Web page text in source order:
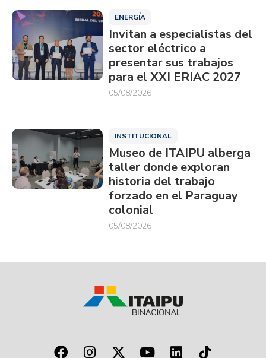
ENERGÍA
Invitan a especialistas del
sector eléctrico a
presentar sus trabajos
para el XXI ERIAC 2027
05/08/2026
INSTITUCIONAL
Museo de ITAIPU alberga
taller donde exploran
historia del trabajo
forzado en el Paraguay
colonial
05/08/2026